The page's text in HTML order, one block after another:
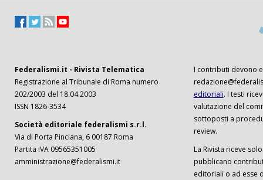
Federalismi.it - Rivista Telematica
Registrazione al Tribunale di Roma numero
202/2003 del 18.04.2003
ISSN 1826-3534
Società editoriale federalismi s.r.l.
Via di Porta Pinciana, 6 00187 Roma
Partita IVA 09565351005
amministrazione@federalismi.it
I contributi devono
editoriali. I testi
valutazione del
sottoposti a
review.
La Rivista riceve
pubblicano
editoriali o ad esse